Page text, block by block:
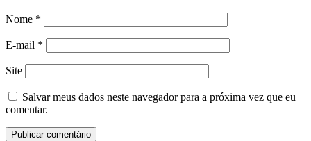
Nome *
E-mail *
Site
Salvar meus dados neste navegador para a próxima vez que eu
comentar.